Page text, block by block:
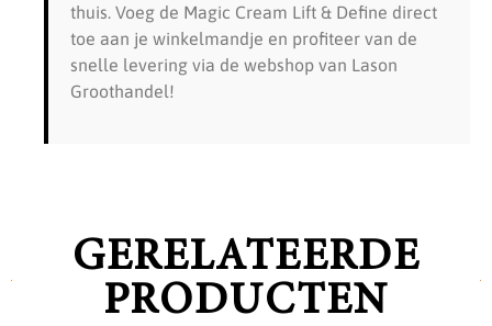
thuis. Voeg de Magic Cream Lift & Define direct
toe aan je winkelmandje en profiteer van de
snelle levering via de webshop van Lason
Groothandel!
GERELATEERDE
PRODUCTEN